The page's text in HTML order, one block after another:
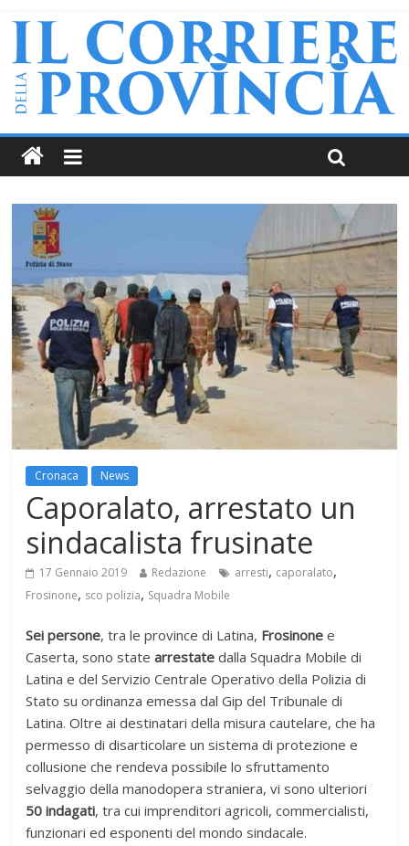
Cronaca News
Caporalato, arrestato un
sindacalista frusinate
17 Gennaio 2019 Redazione arresti, caporalato,
Frosinone, sco polizia, Squadra Mobile
Sei persone, tra le province di Latina, Frosinone e
Caserta, sono state arrestate dalla Squadra Mobile di
Latina e del Servizio Centrale Operativo della Polizia di
Stato su ordinanza emessa dal Gip del Tribunale di
Latina. Oltre ai destinatari della misura cautelare, che ha
permesso di disarticolare un sistema di protezione e
collusione che rendeva possibile lo sfruttamento
selvaggio della manodopera straniera, vi sono ulteriori
50 indagati, tra cui imprenditori agricoli, commercialisti,
funzionari ed esponenti del mondo sindacale.